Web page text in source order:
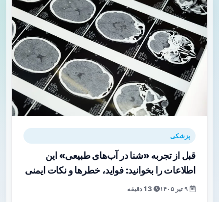
پزشکی
قبل از تجربه «شنا در آب‌های طبیعی» این
اطلاعات را بخوانید: فواید، خطرها و نکات ایمنی
13 دقیقه